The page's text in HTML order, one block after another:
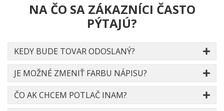
NA ČO SA ZÁKAZNÍCI ČASTO
PÝTAJÚ?
KEDY BUDE TOVAR ODOSLANÝ?
JE MOŽNÉ ZMENIŤ FARBU NÁPISU?
ČO AK CHCEM POTLAČ INAM?